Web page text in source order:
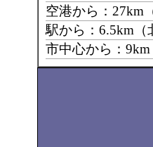
空港から：27km
駅から：6.5km（
市中心から：